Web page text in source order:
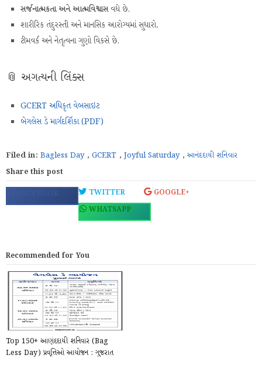
સર્જનાત્મકતા અને આત્મવિશ્વાસવધે છે.
શારીરિક તંદુરસ્તી અને માનસિક આરોગ્યમાં સુધારો.
ટીમવર્ક અને નેતૃત્વના ગુણો વિકસે છે.
📎 અગત્યની લિંક્સ
GCERT અધિકૃત વેબસાઇટ
બેગલેસ ડે માર્ગદર્શિકા (PDF)
Filed in: Bagless Day, GCERT , Joyful Saturday, આનંદદાયી શનિવાર
Share this post
FACEBOOK TWITTER
GOOGLE+
WHATSAPP
Recommended for You
Top 150+ આણંદદાયી શનિવાર (Bag
Less Day) પ્રવૃત્તિઓ આયોજન : ગુજરાત